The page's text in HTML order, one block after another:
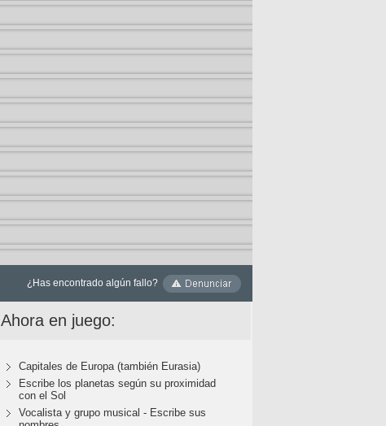
¿Has encontrado algún fallo?
Ahora en juego:
Capitales de Europa (también Eurasia)
Escribe los planetas según su proximidad
con el Sol
Vocalista y grupo musical - Escribe sus